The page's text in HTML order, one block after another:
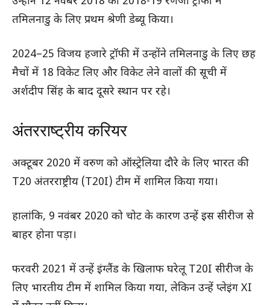
तमिलनाडु के लिए प्रथम श्रेणी डेब्यू किया।
2024–25 विजय हजारे ट्रॉफी में उन्होंने तमिलनाडु के लिए छह
मैचों में 18 विकेट लिए और विकेट लेने वालों की सूची में
अर्शदीप सिंह के बाद दूसरे स्थान पर रहे।
अंतरराष्ट्रीय करियर
अक्टूबर 2020 में वरुण को ऑस्ट्रेलिया दौरे के लिए भारत की
T20 अंतरराष्ट्रीय (T20I) टीम में शामिल किया गया।
हालांकि, 9 नवंबर 2020 को चोट के कारण उन्हें इस सीरीज से
बाहर होना पड़ा।
फरवरी 2021 में उन्हें इंग्लैंड के खिलाफ घरेलू T20I सीरीज के
लिए भारतीय टीम में शामिल किया गया, लेकिन उन्हें प्लेइंग XI